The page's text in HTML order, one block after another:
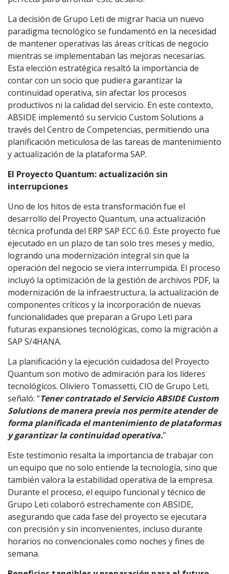
La decisión de Grupo Leti de migrar hacia un nuevo
paradigma tecnológico se fundamentó en la necesidad
de mantener operativas las áreas críticas de negocio
mientras se implementaban las mejoras necesarias.
Esta elección estratégica resaltó la importancia de
contar con un socio que pudiera garantizar la
continuidad operativa, sin afectar los procesos
productivos ni la calidad del servicio. En este contexto,
ABSIDE implementó su servicio Custom Solutions a
través del Centro de Competencias, permitiendo una
planificación meticulosa de las tareas de mantenimiento
y actualización de la plataforma SAP.
El Proyecto Quantum: actualización sin
interrupciones
Uno de los hitos de esta transformación fue el
desarrollo del Proyecto Quantum, una actualización
técnica profunda del ERP SAP ECC 6.0. Este proyecto fue
ejecutado en un plazo de tan solo tres meses y medio,
logrando una modernización integral sin que la
operación del negocio se viera interrumpida. El proceso
incluyó la optimización de la gestión de archivos PDF, la
modernización de la infraestructura, la actualización de
componentes críticos y la incorporación de nuevas
funcionalidades que preparan a Grupo Leti para
futuras expansiones tecnológicas, como la migración a
SAP S/4HANA.
La planificación y la ejecución cuidadosa del Proyecto
Quantum son motivo de admiración para los líderes
tecnológicos. Oliviero Tomassetti, CIO de Grupo Leti,
señaló: “Tener contratado el Servicio ABSIDE Custom
Solutions de manera previa nos permite atender de
forma planificada el mantenimiento de plataformas
y garantizar la continuidad operativa.”
Este testimonio resalta la importancia de trabajar con
un equipo que no solo entiende la tecnología, sino que
también valora la estabilidad operativa de la empresa.
Durante el proceso, el equipo funcional y técnico de
Grupo Leti colaboró estrechamente con ABSIDE,
asegurando que cada fase del proyecto se ejecutara
con precisión y sin inconvenientes, incluso durante
horarios no convencionales como noches y fines de
semana.